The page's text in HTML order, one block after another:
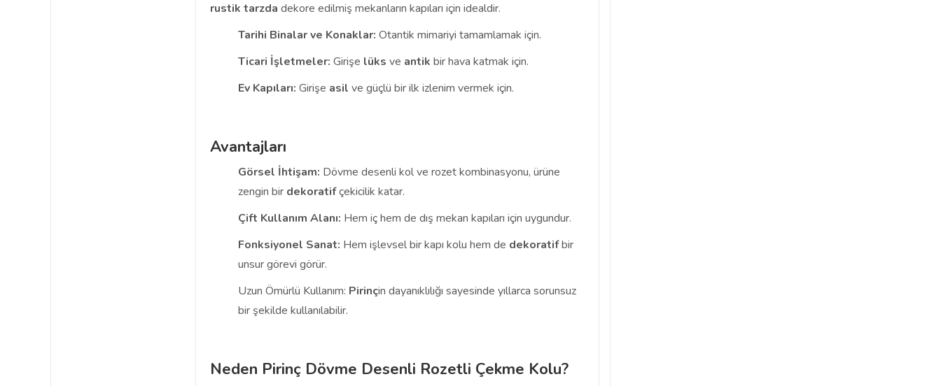
rustik tarzda dekore edilmiş mekanların kapıları için idealdir.
Tarihi Binalar ve Konaklar: Otantik mimariyi tamamlamak için.
Ticari İşletmeler: Girişe lüks ve antik bir hava katmak için.
Ev Kapıları: Girişe asil ve güçlü bir ilk izlenim vermek için.
Avantajları
Görsel İhtişam: Dövme desenli kol ve rozet kombinasyonu, ürüne
zengin bir dekoratifçekicilik katar.
Çift Kullanım Alanı: Hem iç hem de dış mekan kapıları için uygundur.
Fonksiyonel Sanat: Hem işlevsel bir kapı kolu hem de dekoratifbir
unsur görevi görür.
Uzun Ömürlü Kullanım: Pirinçin dayanıklılığı sayesinde yıllarca sorunsuz
bir şekilde kullanılabilir.
Neden Pirinç Dövme Desenli Rozetli Çekme Kolu?